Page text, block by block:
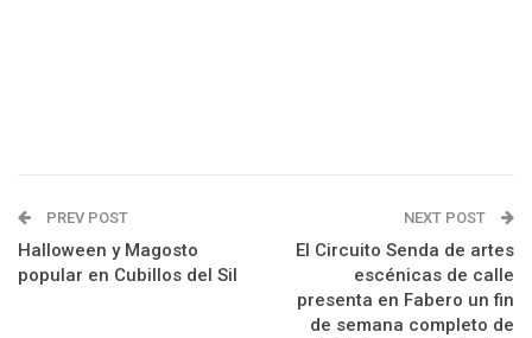
PREV POST
Halloween y Magosto
popular en Cubillos del Sil
NEXT POST
El Circuito Senda de artes
escénicas de calle
presenta en Fabero un fin
de semana completo de